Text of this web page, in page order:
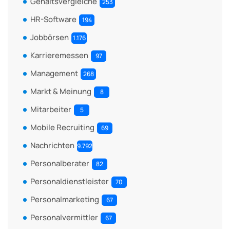
HR-Software 194
Jobbörsen 1.176
Karrieremessen 97
Management 268
Markt & Meinung 8
Mitarbeiter 5
Mobile Recruiting 69
Nachrichten 9.792
Personalberater 82
Personaldienstleister 70
Personalmarketing 67
Personalvermittler 67